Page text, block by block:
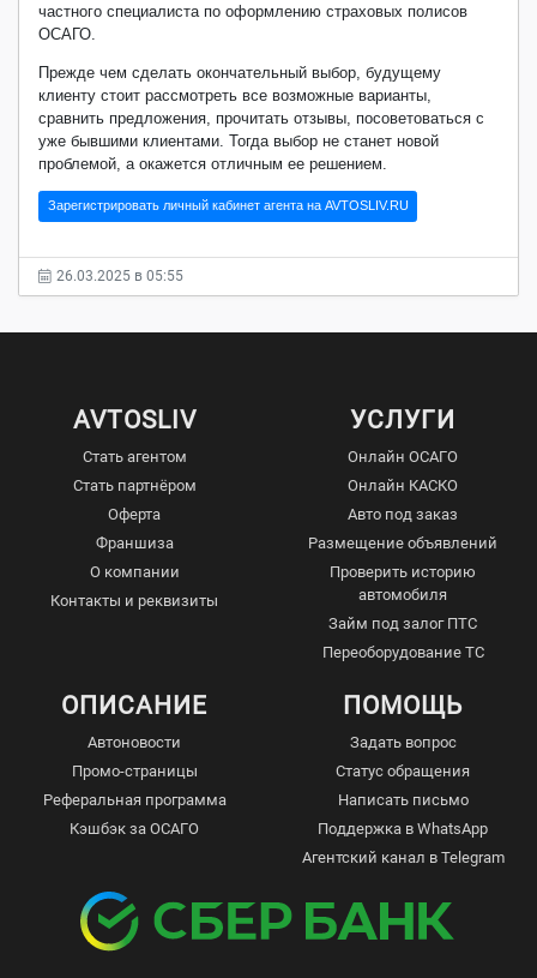
частного специалиста по оформлению страховых полисов
ОСАГО.
Прежде чем сделать окончательный выбор, будущему
клиенту стоит рассмотреть все возможные варианты,
сравнить предложения, прочитать отзывы, посоветоваться с
уже бывшими клиентами. Тогда выбор не станет новой
проблемой, а окажется отличным ее решением.
Зарегистрировать личный кабинет агента на AVTOSLIV.RU
26.03.2025 в 05:55
AVTOSLIV
Стать агентом
Стать партнёром
Оферта
Франшиза
О компании
Контакты и реквизиты
УСЛУГИ
Онлайн ОСАГО
Онлайн КАСКО
Авто под заказ
Размещение объявлений
Проверить историю
автомобиля
Займ под залог ПТС
Переоборудование ТС
ОПИСАНИЕ
Автоновости
Промо-страницы
Реферальная программа
Кэшбэк за ОСАГО
ПОМОЩЬ
Задать вопрос
Статус обращения
Написать письмо
Поддержка в WhatsApp
Агентский канал в Telegram